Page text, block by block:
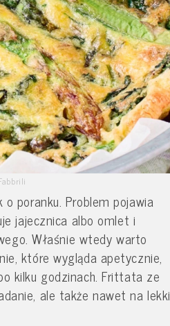
poranku. Problem pojawia
jajecznica albo omlet i
Właśnie wtedy warto
które wygląda apetycznie,
kilku godzinach. Frittata ze
ale także nawet na lekki